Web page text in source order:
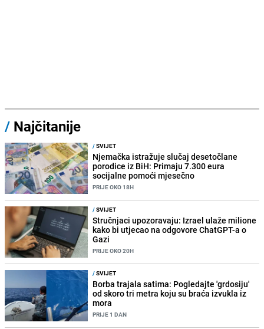
/ Najčitanije
/SVIJET
Njemačka istražuje slučaj desetočlane
porodice iz BiH: Primaju 7.300 eura
socijalne pomoći mjesečno
PRIJE OKO 18H
/SVIJET
Stručnjaci upozoravaju: Izrael ulaže milione
kako bi utjecao na odgovore ChatGPT-a o
Gazi
PRIJE OKO 20H
/SVIJET
Borba trajala satima: Pogledajte 'grdosiju'
od skoro tri metra koju su braća izvukla iz
mora
PRIJE 1 DAN